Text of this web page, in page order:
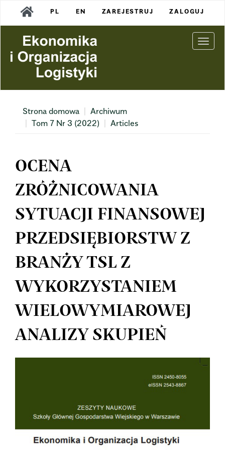
Main
Navigation
Content
Sidebar
PL EN ZAREJESTRUJ ZALOGUJ
Strona domowa
Archiwum
Tom 7 Nr 3 (2022)
Articles
OCENA
ZRÓŻNICOWANIA
SYTUACJI FINANSOWEJ
PRZEDSIĘBIORSTW Z
BRANŻY TSL Z
WYKORZYSTANIEM
WIELOWYMIAROWEJ
ANALIZY SKUPIEŃ